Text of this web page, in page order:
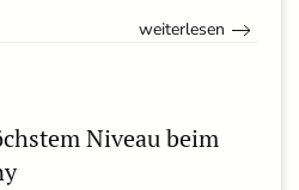
weiterlesen
Niveau beim